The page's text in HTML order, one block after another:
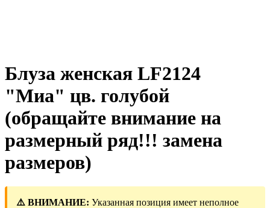
Блуза женская LF2124
"Миа" цв. голубой
(обращайте внимание на
размерный ряд!!! замена
размеров)
⚠️ ВНИМАНИЕ: Указанная позиция имеет неполное